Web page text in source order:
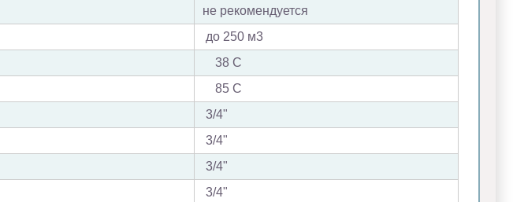
не рекомендуется
до 250 м3
38 С
85 С
3/4"
3/4"
3/4"
3/4"